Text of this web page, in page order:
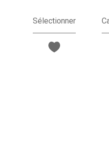
Sélectionner